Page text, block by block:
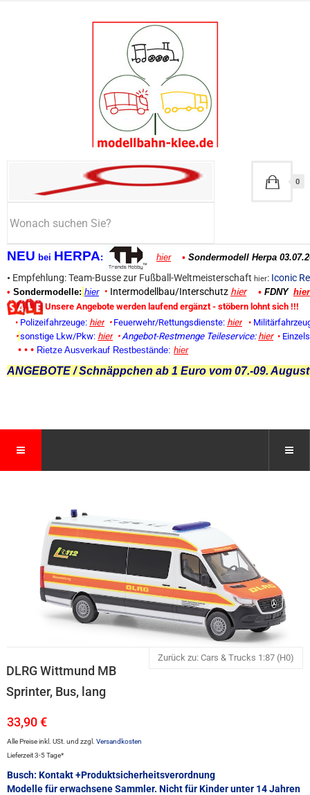
NEU bei HERPA: hier • Sondermodell Herpa
• Empfehlung: Team-Busse zur Fußball-Weltmeisterschaft hier: Iconic
• Sondermodelle: hier • Intermodellbau/Interschutz hier • FDNY hier
Unsere Angebote werden laufend ergänzt - stöbern lohnt sich !!!
• Polizeifahrzeuge: hier • Feuerwehr/Rettungsdienste: hier •
• sonstige Lkw/Pkw: hier • Angebot-Restmenge Teileservice: hier •
• • • Rietze Ausverkauf Restbestände: hier
ANGEBOTE / Schnäppchen ab 1 Euro vom 07.-09.
0
Zurück zu: Cars & Trucks 1:87 (H0)
DLRG Wittmund MB
Sprinter, Bus, lang
33,90 €
Alle Preise inkl. USt. und zzgl. Versandkosten
Lieferzeit 3-5 Tage*
Busch: Kontakt +Produktsicherheitsverordnung
Modelle für erwachsene Sammler. Nicht für Kinder unter 14 Jahren